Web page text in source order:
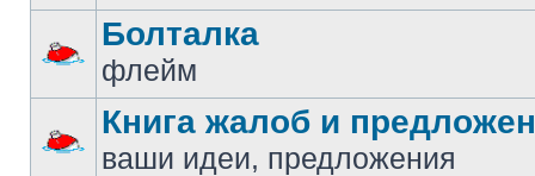
Болталка
флейм
Книга жалоб и
ваши идеи, предложения